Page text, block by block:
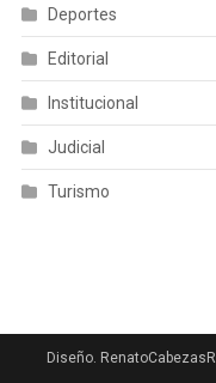
Deportes
Editorial
Institucional
Judicial
Turismo
Diseño. RenatoCabezasR